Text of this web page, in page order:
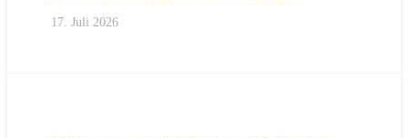
17. Juli 2026